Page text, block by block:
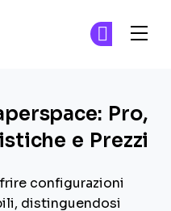
Pro,
e Prezzi
configurazioni
distinguendosi